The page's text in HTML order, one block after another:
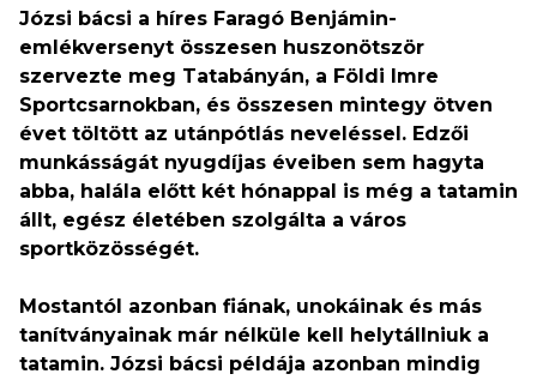
Józsi bácsi a híres Faragó Benjámin-
emlékversenyt összesen huszonötször
szervezte meg Tatabányán, a Földi Imre
Sportcsarnokban, és összesen mintegy ötven
évet töltött az utánpótlás neveléssel. Edzői
munkásságát nyugdíjas éveiben sem hagyta
abba, halála előtt két hónappal is még a tatamin
állt, egész életében szolgálta a város
sportközösségét.
Mostantól azonban fiának, unokáinak és más
tanítványainak már nélküle kell helytállniuk a
tatamin. Józsi bácsi példája azonban mindig